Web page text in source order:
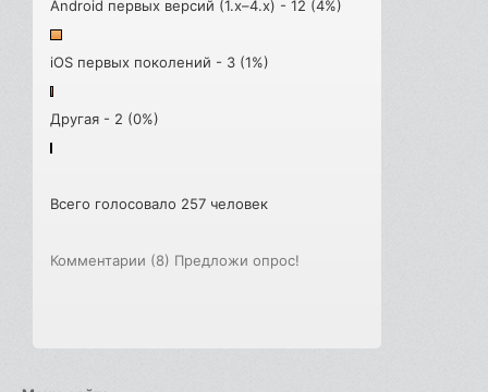
Android первых версий (1.x–4.x) - 12 (4%)
iOS первых поколений - 3 (1%)
Другая - 2 (0%)
Всего голосовало 257 человек
Комментарии (8) Предложи опрос!